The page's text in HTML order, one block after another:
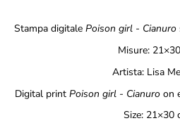
me
is
available:
Stampa digitale Poison girl - Cianuro
Misure:
Artista: Lisa
Digital print Poison girl - Cianuro on
Size: 21×30